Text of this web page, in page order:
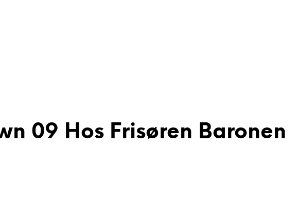
09 Hos Frisøren Baronen